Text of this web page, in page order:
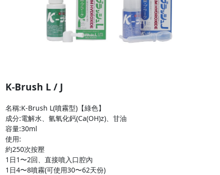
K-Brush L / J
名稱:K-Brush L(噴霧型)【綠色】
成分:電解水、氫氧化鈣(Ca(OH)z)、甘油
容量:30ml
使用:
約250次按壓
1日1〜2回、直接噴入口腔內
1日4〜8噴霧(可使用30〜62天份)